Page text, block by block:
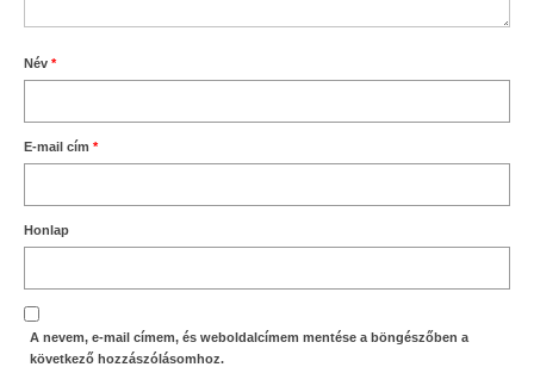
Név *
E-mail cím *
Honlap
A nevem, e-mail címem, és weboldalcímem mentése a böngészőben a
következő hozzászólásomhoz.